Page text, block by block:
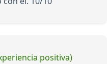
positiva)